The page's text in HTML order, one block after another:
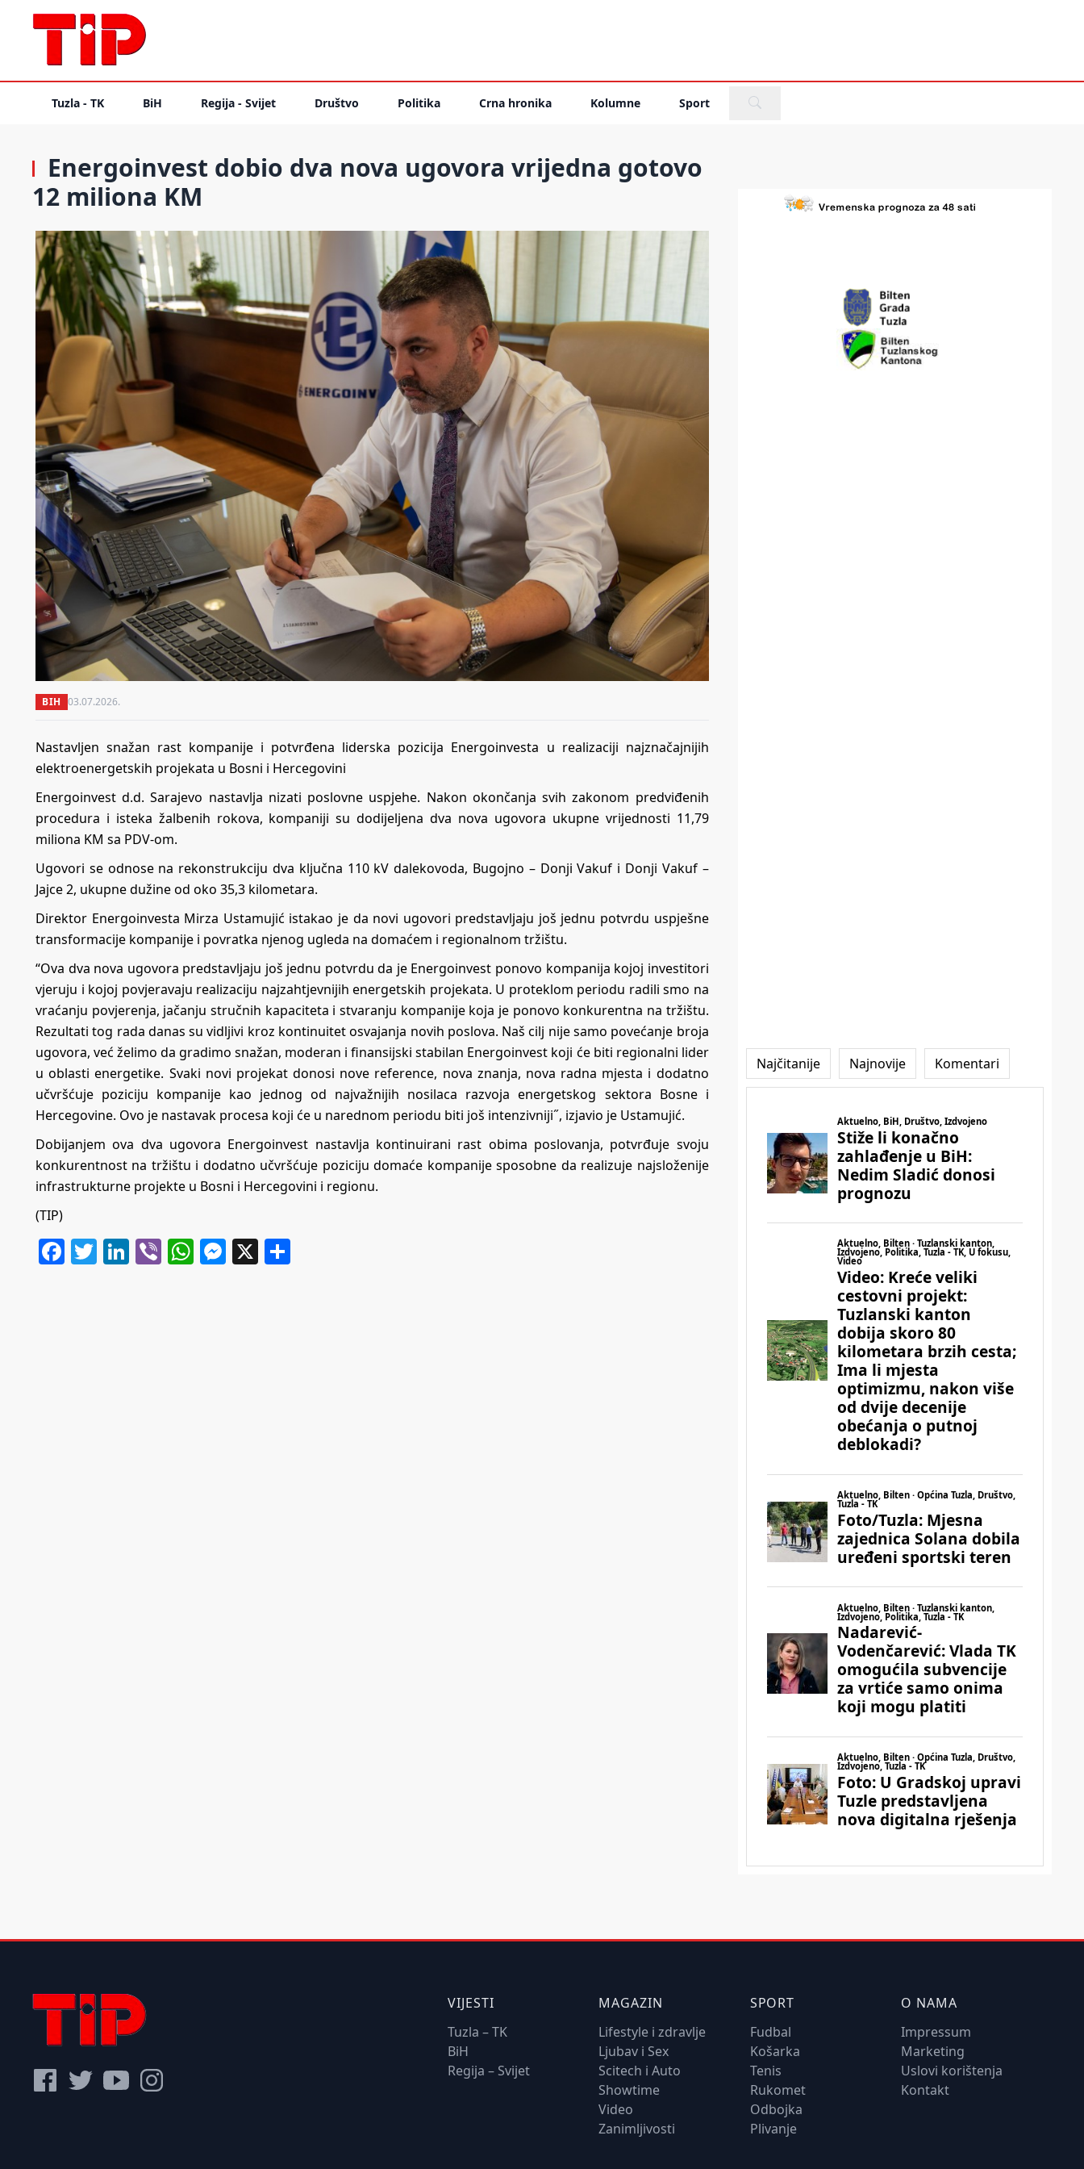
Tuzla - TK BiH Regija - Svijet Društvo Politika Crna hronika Kolumne Sport
Energoinvest dobio dva nova ugovora vrijedna gotovo
12 miliona KM
BIH 03.07.2026.
Nastavljen snažan rast kompanije i potvrđena liderska pozicija Energoinvesta u realizaciji najznačajnijih
elektroenergetskih projekata u Bosni i Hercegovini
Energoinvest d.d. Sarajevo nastavlja nizati poslovne uspjehe. Nakon okončanja svih zakonom predviđenih
procedura i isteka žalbenih rokova, kompaniji su dodijeljena dva nova ugovora ukupne vrijednosti 11,79
miliona KM sa PDV-om.
Ugovori se odnose na rekonstrukciju dva ključna 110 kV dalekovoda, Bugojno – Donji Vakuf i Donji Vakuf –
Jajce 2, ukupne dužine od oko 35,3 kilometara.
Direktor Energoinvesta Mirza Ustamujić istakao je da novi ugovori predstavljaju još jednu potvrdu uspješne
transformacije kompanije i povratka njenog ugleda na domaćem i regionalnom tržištu.
“Ova dva nova ugovora predstavljaju još jednu potvrdu da je Energoinvest ponovo kompanija kojoj investitori
vjeruju i kojoj povjeravaju realizaciju najzahtjevnijih energetskih projekata. U proteklom periodu radili smo na
vraćanju povjerenja, jačanju stručnih kapaciteta i stvaranju kompanije koja je ponovo konkurentna na tržištu.
Rezultati tog rada danas su vidljivi kroz kontinuitet osvajanja novih poslova. Naš cilj nije samo povećanje broja
ugovora, već želimo da gradimo snažan, moderan i finansijski stabilan Energoinvest koji će biti regionalni lider
u oblasti energetike. Svaki novi projekat donosi nove reference, nova znanja, nova radna mjesta i dodatno
učvršćuje poziciju kompanije kao jednog od najvažnijih nosilaca razvoja energetskog sektora Bosne i
Hercegovine. Ovo je nastavak procesa koji će u narednom periodu biti još intenzivniji˝, izjavio je Ustamujić.
Dobijanjem ova dva ugovora Energoinvest nastavlja kontinuirani rast obima poslovanja, potvrđuje svoju
konkurentnost na tržištu i dodatno učvršćuje poziciju domaće kompanije sposobne da realizuje najsloženije
infrastrukturne projekte u Bosni i Hercegovini i regionu.
(TIP)
Facebook
Twitter
LinkedIn
ViberWhatsApp
Messenger
X
Najčitanije Najnovije Komentari
VIJESTI
Tuzla – TK
BiH
Regija – Svijet
MAGAZIN
Lifestyle i zdravlje
Ljubav i Sex
Scitech i Auto
Showtime
Video
Zanimljivosti
SPORT
Fudbal
Košarka
Tenis
Rukomet
Odbojka
Plivanje
O NAMA
Impressum
Marketing
Uslovi korištenja
Kontakt